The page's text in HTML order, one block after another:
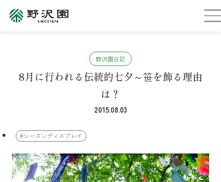
野沢園日記
8月に行われる伝統的七夕～笹を飾る理由
は？
2015.08.03
#シーズンディスプレイ